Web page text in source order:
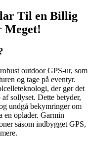
Til en Billig
Meget!
outdoor GPS-ur, som
og tage på eventyr.
der gør det
sollyset. Dette betyder,
undgå bekymringer om
en oplader. Garmin
såsom indbygget GPS,